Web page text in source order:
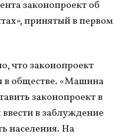
законопроект об
принятый в первом
что законопроект
в обществе. «Машина
законопроект в
в заблуждение
населения. На